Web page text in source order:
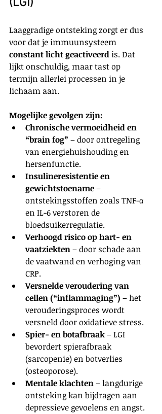
(LGI)
Laaggradige ontsteking zorgt er dus
voor dat je immuunsysteem
constant licht geactiveerd is. Dat
lijkt onschuldig, maar tast op
termijn allerlei processen in je
lichaam aan.
Mogelijke gevolgen zijn:
Chronische vermoeidheid en
“brain fog” – door ontregeling
van energiehuishouding en
hersenfunctie.
Insulineresistentie en
gewichtstoename –
ontstekingsstoffen zoals TNF-α
en IL-6 verstoren de
bloedsuikerregulatie.
Verhoogd risico op hart- en
vaatziekten – door schade aan
de vaatwand en verhoging van
CRP.
Versnelde veroudering van
cellen (“inflammaging”) – het
verouderingsproces wordt
versneld door oxidatieve stress.
Spier- en botafbraak – LGI
bevordert spierafbraak
(sarcopenie) en botverlies
(osteoporose).
Mentale klachten – langdurige
ontsteking kan bijdragen aan
depressieve gevoelens en angst.